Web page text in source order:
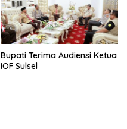
Bupati Terima Audiensi Ketua
IOF Sulsel